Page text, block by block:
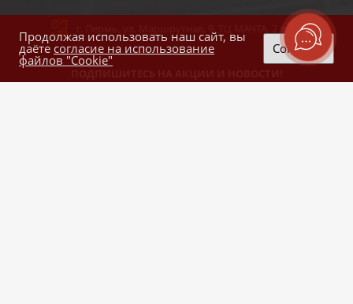
г. Пермь, ул. Маршрутная, 9, ТЦ МАЧТА, 2 этаж
Продолжая использовать наш сайт, вы
даёте согласие на использование
файлов "Cookie"
Согласен